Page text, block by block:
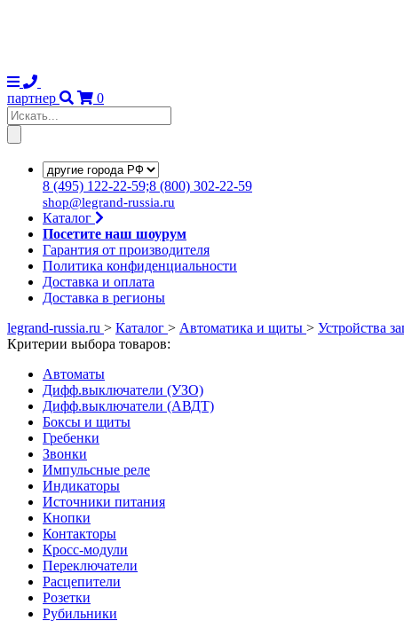
партнер
0
8 (495) 122-22-59;8 (800) 302-22-59
shop@legrand-russia.ru
Каталог
Посетите наш шоурум
Гарантия от производителя
Политика конфиденциальности
Доставка и оплата
Доставка в регионы
legrand-russia.ru > Каталог > Автоматика и щиты > Устройства
Критерии выбора товаров:
Автоматы
Дифф.выключатели (УЗО)
Дифф.выключатели (АВДТ)
Боксы и щиты
Гребенки
Звонки
Импульсные реле
Индикаторы
Источники питания
Кнопки
Контакторы
Кросс-модули
Переключатели
Расцепители
Розетки
Рубильники